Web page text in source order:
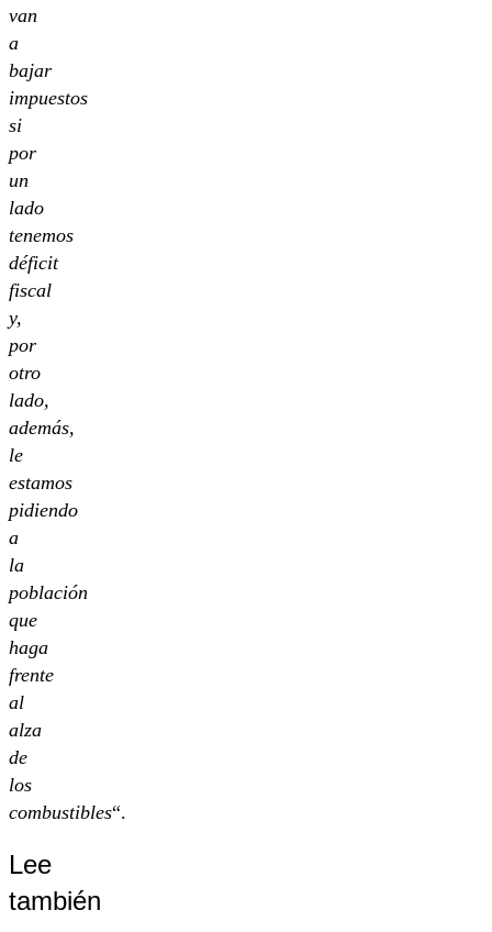
van
a
bajar
impuestos
si
por
un
lado
tenemos
déficit
fiscal
y,
por
otro
lado,
además,
le
estamos
pidiendo
a
la
población
que
haga
frente
al
alza
de
los
combustibles“.
Lee
también